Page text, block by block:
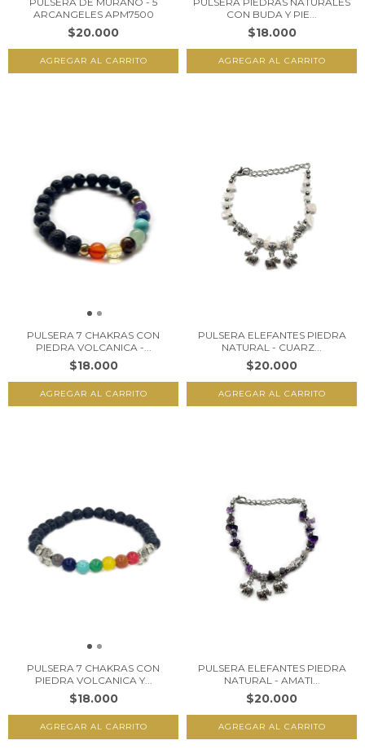
ARCANGELES APM7500
$20.000
CON BUDA Y PIE...
$18.000
AGREGAR AL CARRITO
PULSERA 7 CHAKRAS CON
PIEDRA VOLCANICA -...
$18.000
PULSERA ELEFANTES PIEDRA
NATURAL - CUARZ...
$20.000
PULSERA 7 CHAKRAS CON
PIEDRA VOLCANICA Y...
$18.000
PULSERA ELEFANTES PIEDRA
NATURAL - AMATI...
$20.000